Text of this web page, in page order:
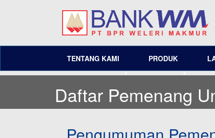
TENTANG KAMI PRODUK
Daftar Pemenang